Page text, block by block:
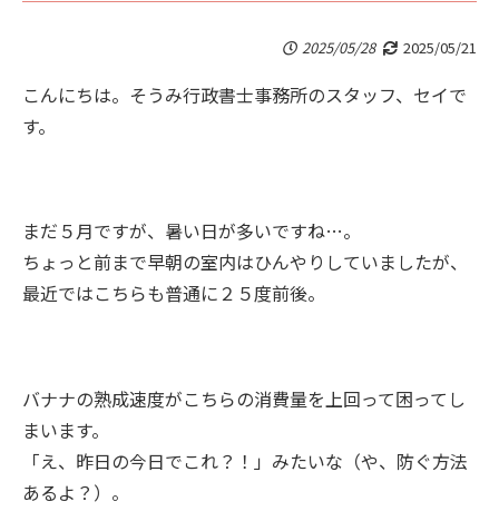
2025/05/28 2025/05/21
こんにちは。そうみ行政書士事務所のスタッフ、セイで
す。
まだ５月ですが、暑い日が多いですね…。
ちょっと前まで早朝の室内はひんやりしていましたが、
最近ではこちらも普通に２５度前後。
バナナの熟成速度がこちらの消費量を上回って困ってし
まいます。
「え、昨日の今日でこれ？！」みたいな（や、防ぐ方法
あるよ？）。